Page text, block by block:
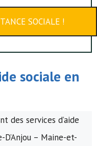
SOCIALE !
sociale en
des services d’aide
– Maine-et-